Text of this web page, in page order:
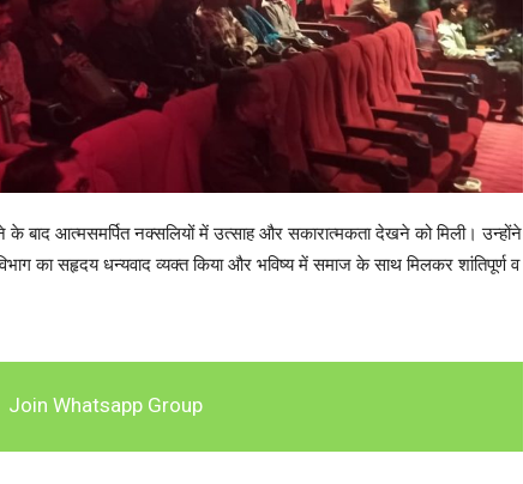
बाद आत्मसमर्पित नक्सलियों में उत्साह और सकारात्मकता देखने को मिली। उन्होंने
का सहृदय धन्यवाद व्यक्त किया और भविष्य में समाज के साथ मिलकर शांतिपूर्ण व
Join Whatsapp Group